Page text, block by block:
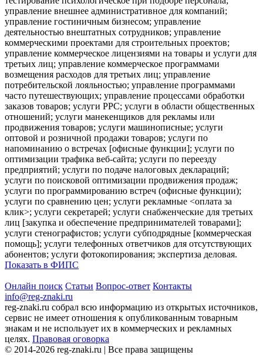
управление внешнее административное для компаний;
управление гостиничным бизнесом; управление
деятельностью внештатных сотрудников; управление
коммерческими проектами для строительных проектов;
управление коммерческое лицензиями на товары и услуги для
третьих лиц; управление коммерческое программами
возмещения расходов для третьих лиц; управление
потребительской лояльностью; управление программами
часто путешествующих; управление процессами обработки
заказов товаров; услуги PPC; услуги в области общественных
отношений; услуги манекенщиков для рекламы или
продвижения товаров; услуги машинописные; услуги
оптовой и розничной продажи товаров; услуги по
напоминанию о встречах [офисные функции]; услуги по
оптимизации трафика веб-сайта; услуги по переезду
предприятий; услуги по подаче налоговых деклараций;
услуги по поисковой оптимизации продвижения продаж;
услуги по программированию встреч (офисные функции);
услуги по сравнению цен; услуги рекламные <оплата за
клик>; услуги секретарей; услуги снабженческие для третьих
лиц [закупка и обеспечение предпринимателей товарами];
услуги стенографистов; услуги субподрядные [коммерческая
помощь]; услуги телефонных ответчиков для отсутствующих
абонентов; услуги фотокопирования; экспертиза деловая.
Показать в ФИПС
Онлайн поиск Статьи Вопрос-ответ Контакты
info@reg-znaki.ru
reg-znaki.ru собрал всю информацию из открытых источников,
сервис не имеет отношения к опубликованным товарным
знакам и не использует их в коммерческих и рекламных
целях. Правовая оговорка
© 2014-2026 reg-znaki.ru | Все права защищены